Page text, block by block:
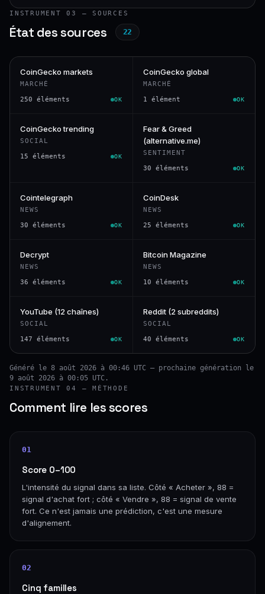
INSTRUMENT 03 — SOURCES
État des sources 22
CoinGecko markets
MARCHÉ
250 éléments OK
CoinGecko global
MARCHÉ
1 élément OK
CoinGecko trending
SOCIAL
15 éléments OK
Fear & Greed
(alternative.me)
SENTIMENT
30 éléments OK
Cointelegraph
NEWS
30 éléments OK
CoinDesk
NEWS
25 éléments OK
Decrypt
NEWS
36 éléments OK
Bitcoin Magazine
NEWS
10 éléments OK
YouTube (12 chaînes)
SOCIAL
147 éléments OK
Reddit (2 subreddits)
SOCIAL
40 éléments OK
Généré le 8 août 2026 à 00:46 UTC — prochaine génération le
9 août 2026 à 00:05 UTC.
INSTRUMENT 04 — MÉTHODE
Comment lire les scores
01
Score 0–100
L'intensité du signal dans sa liste. Côté « Acheter », 88 =
signal d'achat fort ; côté « Vendre », 88 = signal de vente
fort. Ce n'est jamais une prédiction, c'est une mesure
d'alignement.
02
Cinq familles